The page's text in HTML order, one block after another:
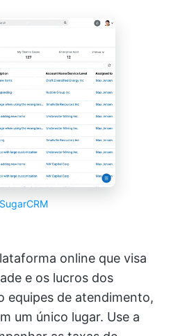
SugarCRM
online que visa
e os lucros dos
equipes de atendimento,
um único lugar. Use a